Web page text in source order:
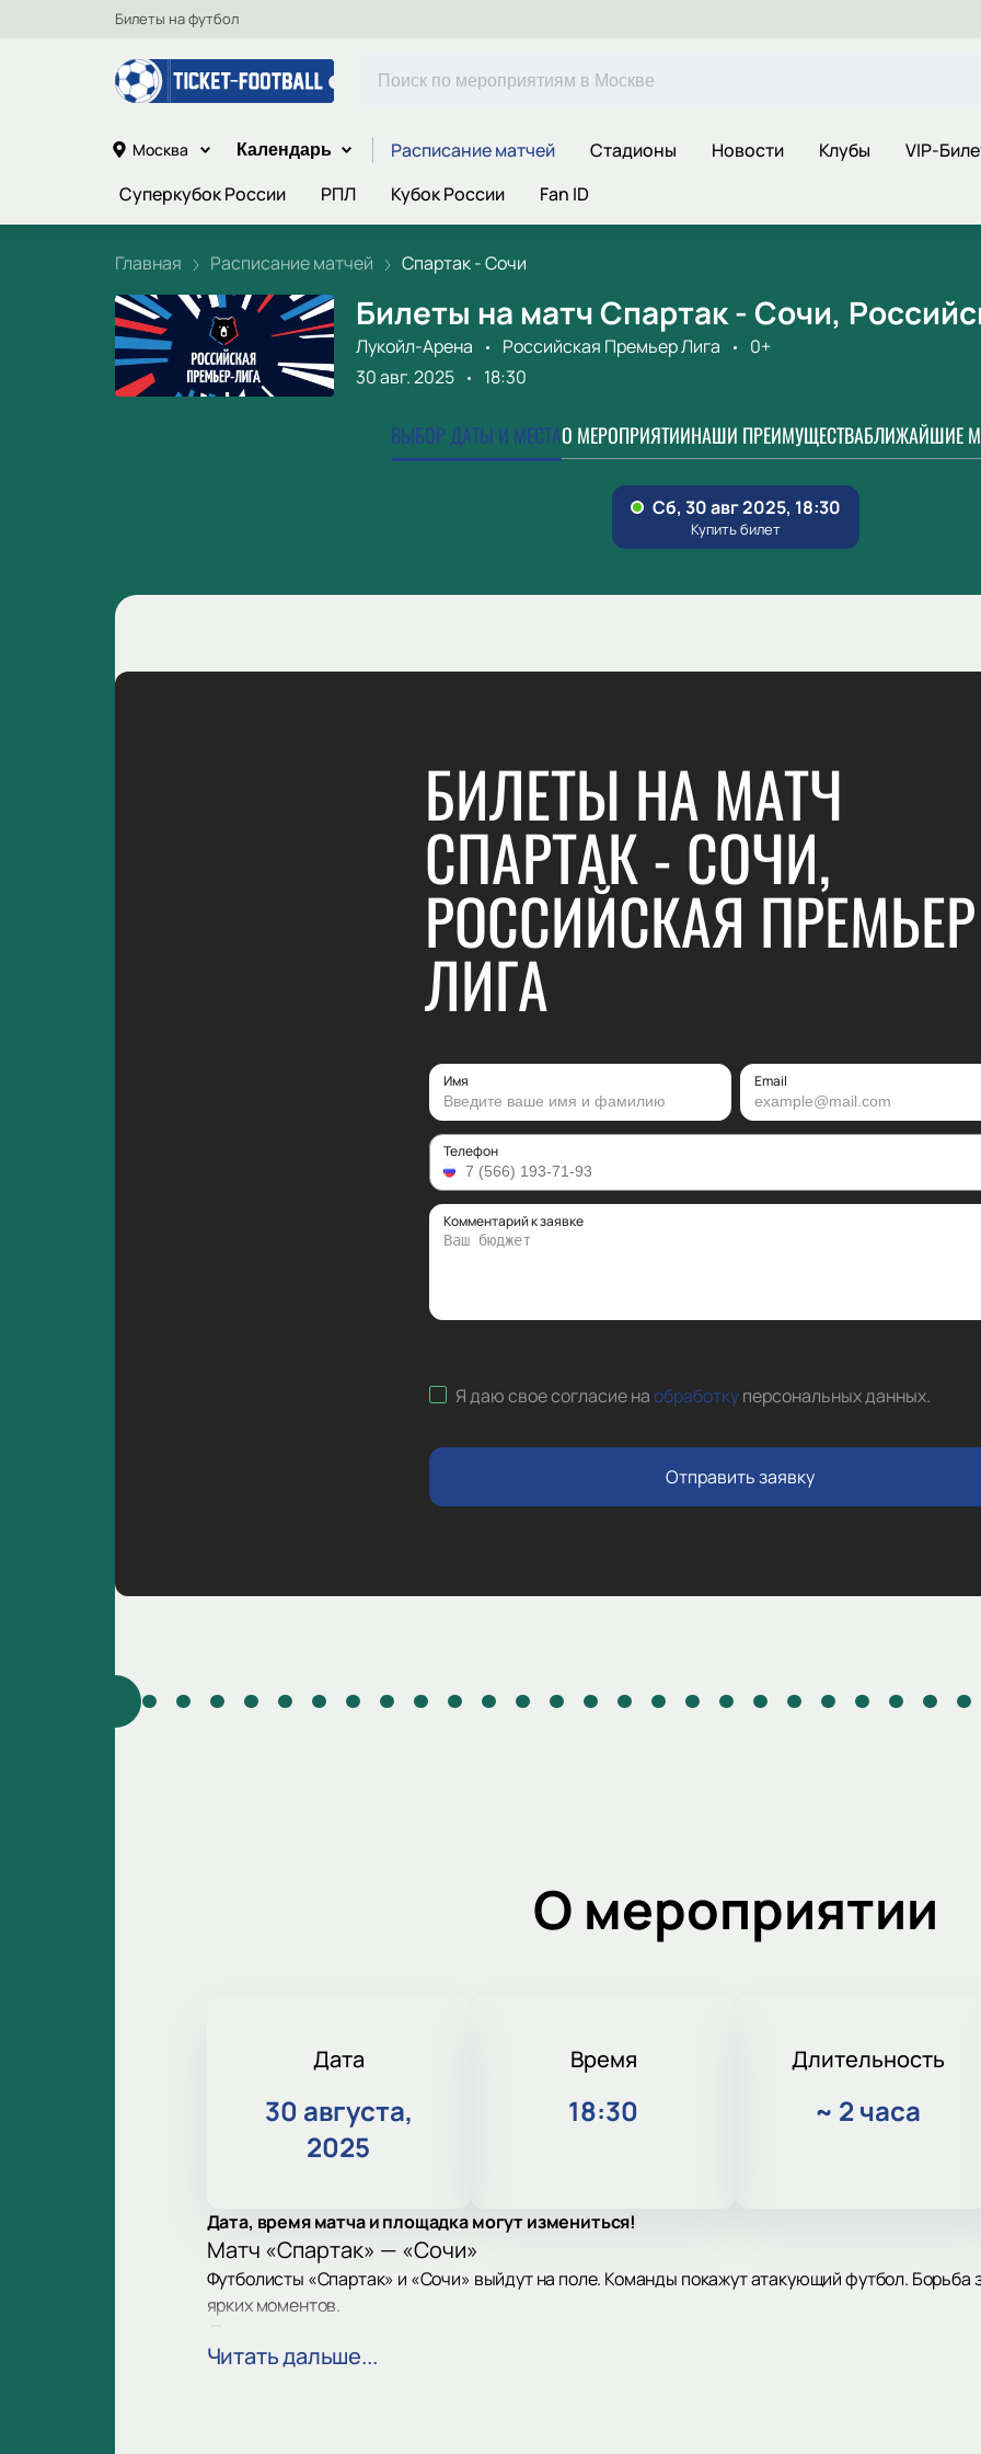
Билеты на футбол
Москва Календарь Расписание матчей Стадионы Новости Клубы VIP-
Суперкубок России
РПЛ Кубок России Fan ID
Главная Расписание матчей Спартак - Сочи
Билеты на матч Спартак - Сочи,
Лукойл-Арена Российская Премьер Лига
0+
30 авг. 2025
18:30
ВЫБОР ДАТЫ И МЕСТАО МЕРОПРИЯТИИНАШИ ПРЕИМУЩЕСТВАБЛИЖАЙШИЕ
БИЛЕТЫ НА МАТЧ
СПАРТАК - СОЧИ,
РОССИЙСКАЯ ПРЕМЬЕР
ЛИГА
Имя Email
Телефон
Комментарий к заявке
Я даю свое согласие наобработку персональных данных.
Отправить заявку
О мероприятии
Дата
30 августа,
2025
Время
18:30
Длительность
~ 2 часа
Дата, время матча и площадка могут измениться!
Матч «Спартак» — «Сочи»
Футболисты «Спартак» и «Сочи» выйдут на поле. Команды покажут атакующий футбол. Борьба
ярких моментов.
Футбол пройдет 29 августа. Стадион — «Лукойл Арена». Москва, шоссе Волоколамское, дом 69.
Читать дальше...